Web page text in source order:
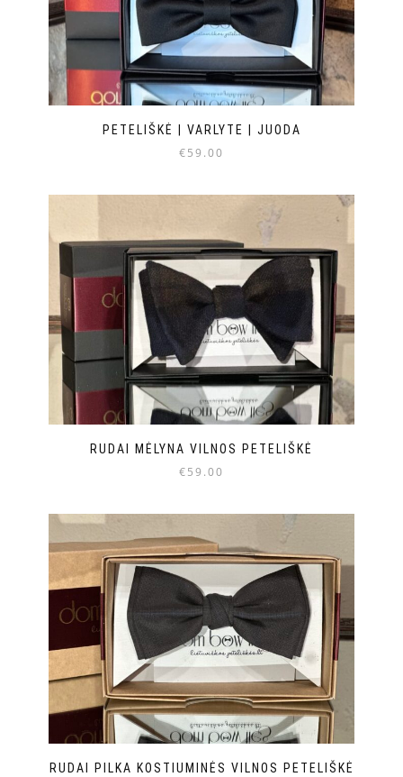
PETELIŠKĖ | VARLYTE | JUODA
€59.00
RUDAI MĖLYNA VILNOS PETELIŠKĖ
€59.00
RUDAI PILKA KOSTIUMINĖS VILNOS PETELIŠKĖ